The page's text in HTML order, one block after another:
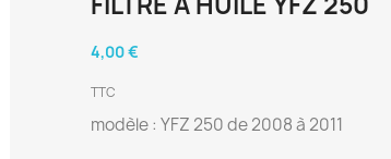
4,00 €
TTC
modèle : YFZ 250 de 2008 à 2011